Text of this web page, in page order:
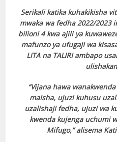
Serikali katika kuhakikisha
mwaka wa fedha 2022/2023
bilioni 4 kwa ajili ya
mafunzo ya ufugaji wa
LITA na TALIRI ambapo
“Vijana hawa
maisha, ujuzi kuhusu
uzalishaji fedha, ujuzi wa
kwenda kujenga uchumi
Mifugo,” alisema